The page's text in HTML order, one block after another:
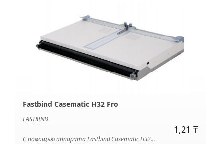
Fastbind Casematic H32 Pro
FASTBIND
1,21 ₸
С помощью аппарата Fastbind Casematic H32...